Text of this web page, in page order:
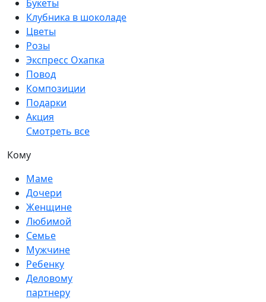
Букеты
Клубника в шоколаде
Цветы
Розы
Экспресс Охапка
Повод
Композиции
Подарки
Акция
Смотреть все
Кому
Маме
Дочери
Женщине
Любимой
Семье
Мужчине
Ребенку
Деловому
партнеру